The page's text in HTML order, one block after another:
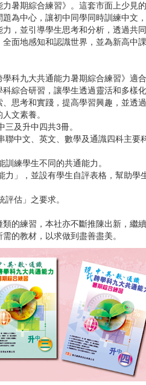
暑期綜合練習》。這套市面上少見的
為中心，讓初中同學同時訓練中文，
，並引導學生思考和分析，透過共同
面地感知和認識世界，並為新高中課
學科九大共通能力暑期綜合練習》適合
綜合研習，讓學生透過靈活和多樣化
思考和實踐，提高學習興趣，並透過
文素養。
三及升中四共3冊。
聯中文、英文、數學及通識四科主要
訓練學生不同的共通能力。
力」，並設有學生自評表格，幫助學
評估」之要求。
的練習，本社亦不斷推陳出新，繼續
的教材，以求做到盡善盡美。